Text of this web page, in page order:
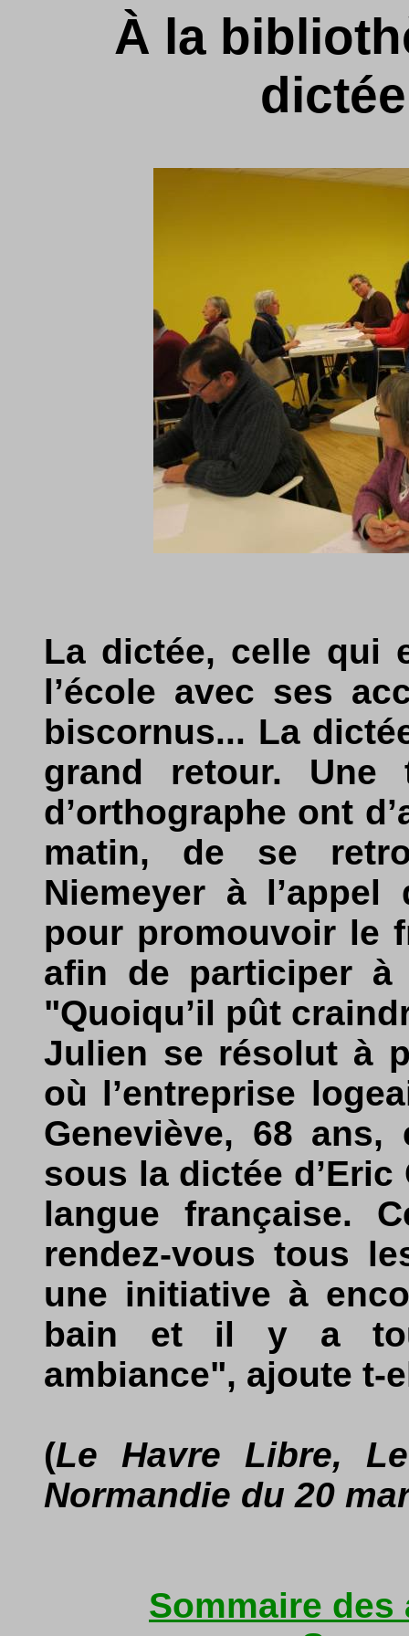
À la
La dictée, celle qui
l’école avec ses
biscornus... La
grand retour. Une
d’orthographe ont
matin, de se
Niemeyer à l’appel
pour promouvoir le
afin de participer à
"Quoiqu’il pût
Julien se résolut à
où l’entreprise
Geneviève, 68 ans,
sous la dictée
langue française.
rendez-vous tous
une initiative à
bain et il y a
ambiance", ajoute t-
(Le Havre Libre,
Normandie du 20
Sommaire des